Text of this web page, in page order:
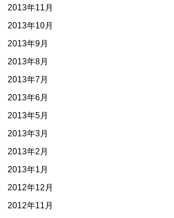
2013年11月
2013年10月
2013年9月
2013年8月
2013年7月
2013年6月
2013年5月
2013年3月
2013年2月
2013年1月
2012年12月
2012年11月